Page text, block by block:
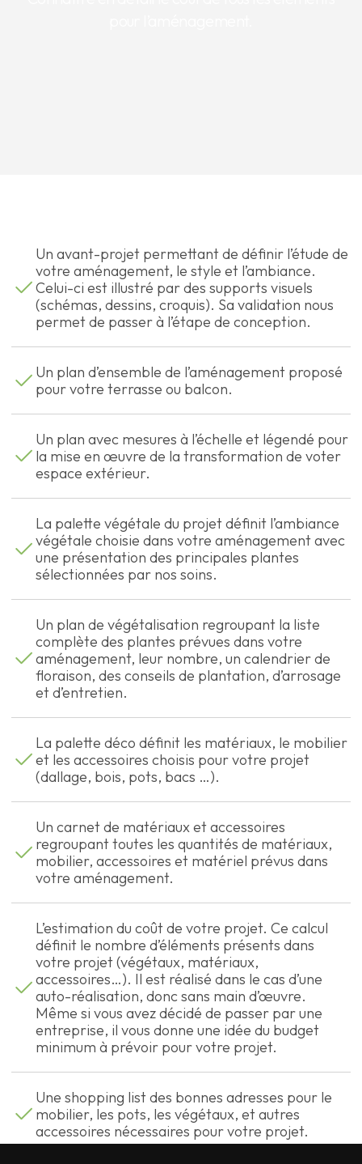
Un avant-projet permettant de définir l’étude de
votre aménagement, le style et l’ambiance.
Celui-ci est illustré par des supports visuels
(schémas, dessins, croquis). Sa validation nous
permet de passer à l’étape de conception.
Un plan d’ensemble de l’aménagement proposé
pour votre terrasse ou balcon.
Un plan avec mesures à l’échelle et légendé pour
la mise en œuvre de la transformation de voter
espace extérieur.
La palette végétale du projet définit l’ambiance
végétale choisie dans votre aménagement avec
une présentation des principales plantes
sélectionnées par nos soins.
Un plan de végétalisation regroupant la liste
complète des plantes prévues dans votre
aménagement, leur nombre, un calendrier de
floraison, des conseils de plantation, d’arrosage
et d’entretien.
La palette déco définit les matériaux, le mobilier
et les accessoires choisis pour votre projet
(dallage, bois, pots, bacs …).
Un carnet de matériaux et accessoires
regroupant toutes les quantités de matériaux,
mobilier, accessoires et matériel prévus dans
votre aménagement.
L’estimation du coût de votre projet. Ce calcul
définit le nombre d’éléments présents dans
votre projet (végétaux, matériaux,
accessoires…). Il est réalisé dans le cas d’une
auto-réalisation, donc sans main d’œuvre.
Même si vous avez décidé de passer par une
entreprise, il vous donne une idée du budget
minimum à prévoir pour votre projet.
Une shopping list des bonnes adresses pour le
mobilier, les pots, les végétaux, et autres
accessoires nécessaires pour votre projet.